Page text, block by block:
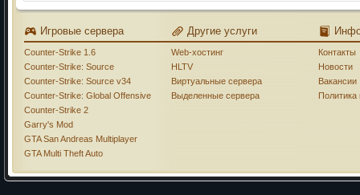
Игровые сервера
Counter-Strike 1.6
Counter-Strike: Source
Counter-Strike: Source v34
Counter-Strike: Global Offensive
Counter-Strike 2
Garry's Mod
GTA San Andreas Multiplayer
GTA Multi Theft Auto
Другие услуги
Web-хостинг
HLTV
Виртуальные сервера
Выделенные сервера
Контакты
Новости
Вакансии
Политика